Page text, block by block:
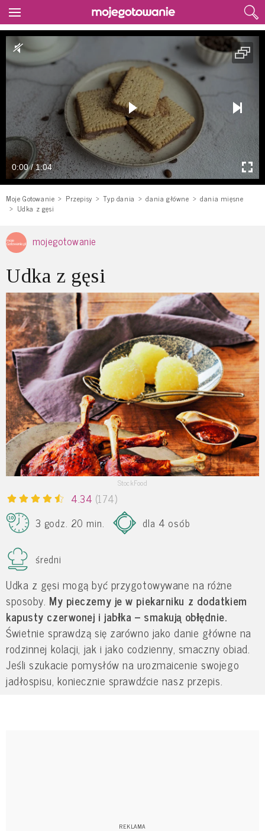
0:00 / 1:04
Moje Gotowanie Przepisy Typ dania dania główne
dania mięsne
Udka z gęsi
mojegotowanie
Udka z gęsi
StockFood
4.34 (174)
3 godz. 20 min.
dla 4 osób
średni
Udka z gęsi mogą być przygotowywane na różne
sposoby. My pieczemy je w piekarniku z dodatkiem
kapusty czerwonej i jabłka – smakują obłędnie.
Świetnie sprawdzą się zarówno jako danie główne na
rodzinnej kolacji, jak i jako codzienny, smaczny obiad.
Jeśli szukacie pomysłów na urozmaicenie swojego
jadłospisu, koniecznie sprawdźcie nasz przepis.